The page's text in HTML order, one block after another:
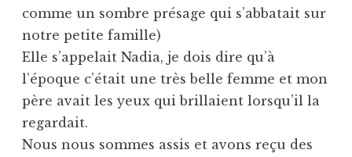
comme un sombre présage qui s’abbatait sur
notre petite famille)
Elle s’appelait Nadia, je dois dire qu’à
l’époque c’était une très belle femme et mon
père avait les yeux qui brillaient lorsqu’il la
regardait.
Nous nous sommes assis et avons reçu des